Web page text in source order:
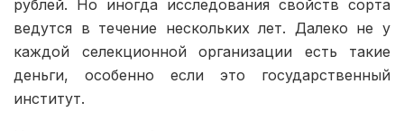
рублей. Но иногда исследования свойств сорта
ведутся в течение нескольких лет. Далеко не у
каждой селекционной организации есть такие
деньги, особенно если это государственный
институт.